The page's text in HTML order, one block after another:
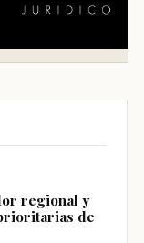
regional y
de